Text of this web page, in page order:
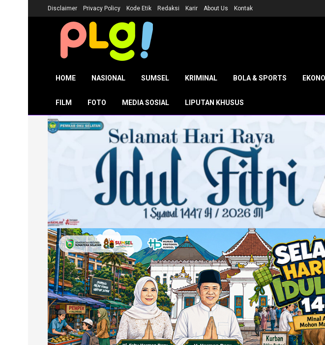
Disclaimer Privacy Policy Kode Etik Redaksi Karir About Us Kontak
HOME NASIONAL SUMSEL KRIMINAL BOLA & SPORTS
FILM FOTO MEDIA SOSIAL LIPUTAN KHUSUS